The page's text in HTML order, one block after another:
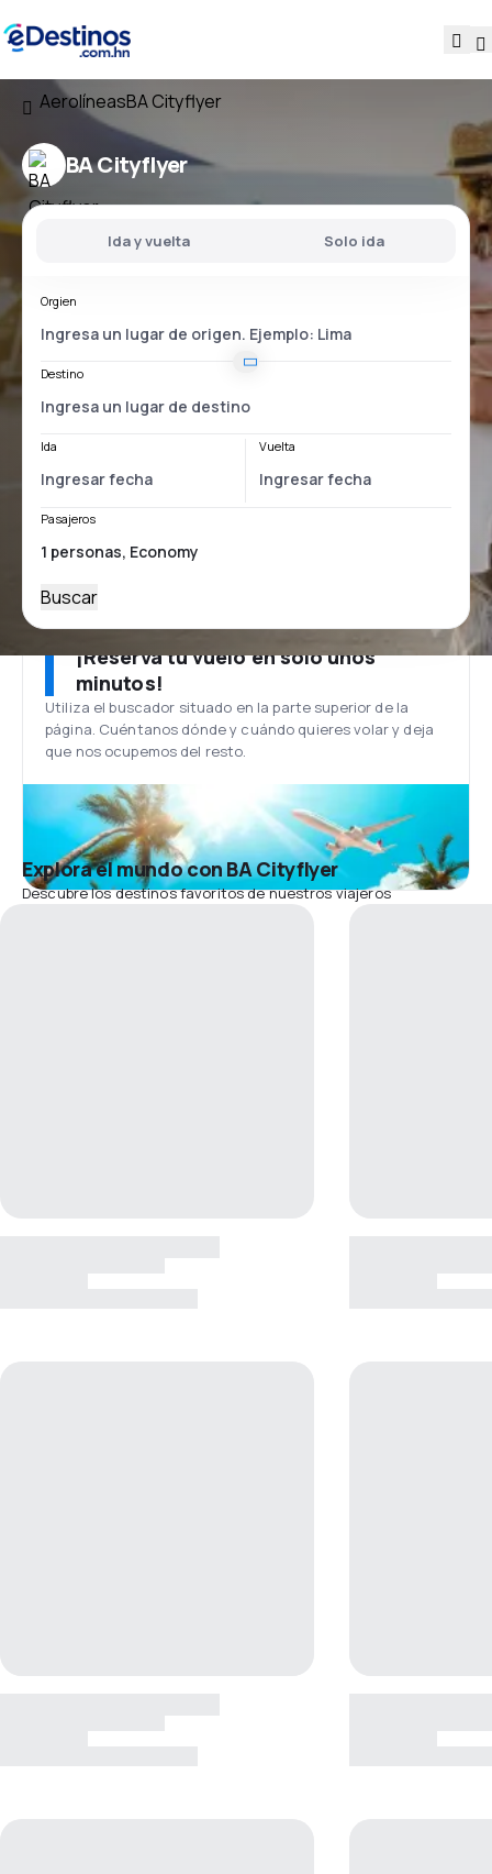
AerolíneasBA Cityflyer
BA Cityflyer
Ida y vuelta Solo ida
Orgien
Destino
Ida Vuelta
Pasajeros
Buscar
¡Reserva tu vuelo en solo unos
minutos!
Utiliza el buscador situado en la parte superior de la
página. Cuéntanos dónde y cuándo quieres volar y deja
que nos ocupemos del resto.
Explora el mundo con BA Cityflyer
Descubre los destinos favoritos de nuestros viajeros